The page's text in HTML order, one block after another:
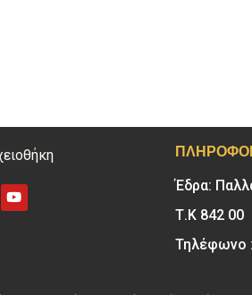
Έδρα:
Τ.Κ 842 00
Τηλέφωνο